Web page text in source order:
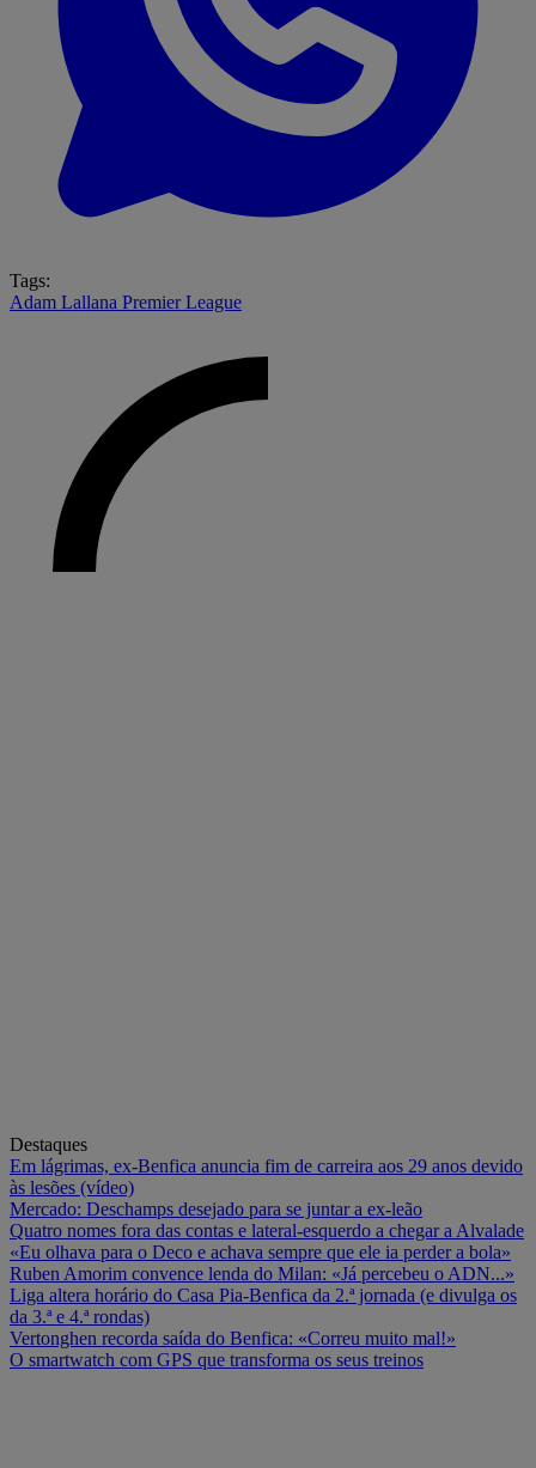
Tags:
Adam Lallana Premier League
Destaques
Em lágrimas, ex-Benfica anuncia fim de carreira aos 29 anos devido
às lesões (vídeo)
Mercado: Deschamps desejado para se juntar a ex-leão
Quatro nomes fora das contas e lateral-esquerdo a chegar a Alvalade
«Eu olhava para o Deco e achava sempre que ele ia perder a bola»
Ruben Amorim convence lenda do Milan: «Já percebeu o ADN...»
Liga altera horário do Casa Pia-Benfica da 2.ª jornada (e divulga os
da 3.ª e 4.ª rondas)
Vertonghen recorda saída do Benfica: «Correu muito mal!»
O smartwatch com GPS que transforma os seus treinos